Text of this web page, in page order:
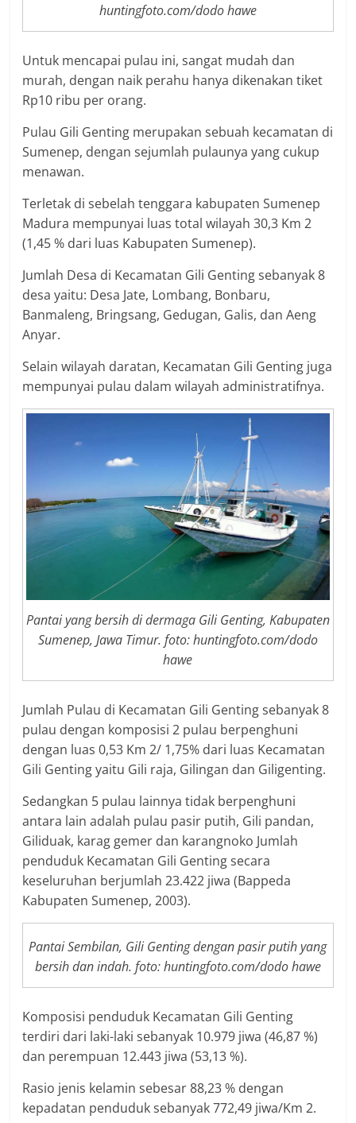
huntingfoto.com/dodo hawe
Untuk mencapai pulau ini, sangat mudah dan
murah, dengan naik perahu hanya dikenakan tiket
Rp10 ribu per orang.
Pulau Gili Genting merupakan sebuah kecamatan di
Sumenep, dengan sejumlah pulaunya yang cukup
menawan.
Terletak di sebelah tenggara kabupaten Sumenep
Madura mempunyai luas total wilayah 30,3 Km 2
(1,45 % dari luas Kabupaten Sumenep).
Jumlah Desa di Kecamatan Gili Genting sebanyak 8
desa yaitu: Desa Jate, Lombang, Bonbaru,
Banmaleng, Bringsang, Gedugan, Galis, dan Aeng
Anyar.
Selain wilayah daratan, Kecamatan Gili Genting juga
mempunyai pulau dalam wilayah administratifnya.
Pantai yang bersih di dermaga Gili Genting, Kabupaten
Sumenep, Jawa Timur. foto: huntingfoto.com/dodo
hawe
Jumlah Pulau di Kecamatan Gili Genting sebanyak 8
pulau dengan komposisi 2 pulau berpenghuni
dengan luas 0,53 Km 2/ 1,75% dari luas Kecamatan
Gili Genting yaitu Gili raja, Gilingan dan Giligenting.
Sedangkan 5 pulau lainnya tidak berpenghuni
antara lain adalah pulau pasir putih, Gili pandan,
Giliduak, karag gemer dan karangnoko Jumlah
penduduk Kecamatan Gili Genting secara
keseluruhan berjumlah 23.422 jiwa (Bappeda
Kabupaten Sumenep, 2003).
Pantai Sembilan, Gili Genting dengan pasir putih yang
bersih dan indah. foto: huntingfoto.com/dodo hawe
Komposisi penduduk Kecamatan Gili Genting
terdiri dari laki-laki sebanyak 10.979 jiwa (46,87 %)
dan perempuan 12.443 jiwa (53,13 %).
Rasio jenis kelamin sebesar 88,23 % dengan
kepadatan penduduk sebanyak 772,49 jiwa/Km 2.